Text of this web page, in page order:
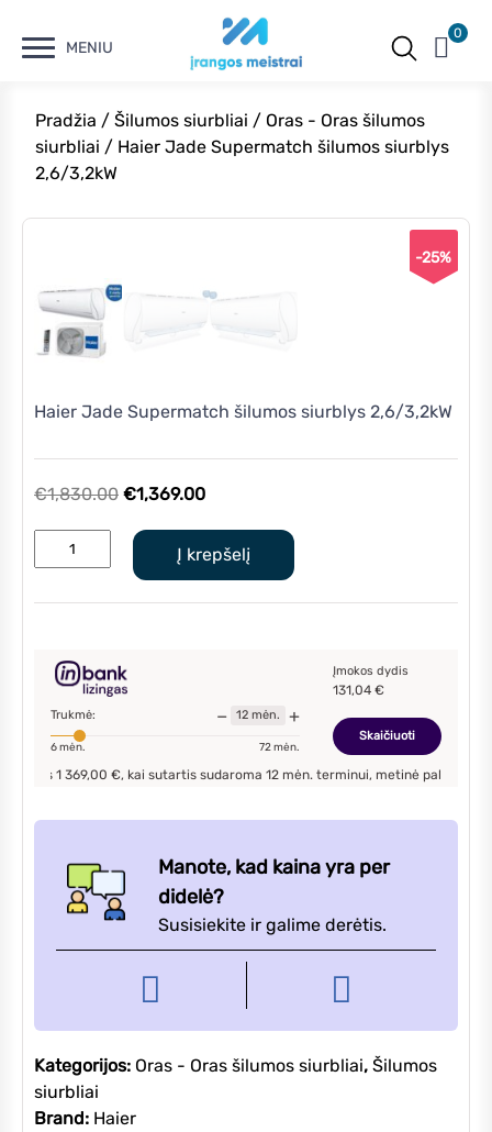
MENIU
0
Pradžia / Šilumos siurbliai / Oras - Oras šilumos
siurbliai / Haier Jade Supermatch šilumos siurblys
2,6/3,2kW
-25%
Haier Jade Supermatch šilumos siurblys 2,6/3,2kW
€1,830.00 Original
was:
€1,830.00.
€1,369.00Current
is:
€1,369.00.
produkto
kiekis:
šilumos
siurblys
2,6/3,2kW
Į krepšelį
Trukmė: − 12 mėn. +
6mėn. 72mėn.
Įmokos dydis
131,04 €
Skaičiuoti
1 369,00 €, kai sutartis sudaroma12mėn. terminui, metinė palūkanų norma –
Manote, kad kaina yra per
didelė?
Susisiekite ir galime derėtis.
Kategorijos: Oras - Oras šilumos siurbliai, Šilumos
siurbliai
Brand: Haier